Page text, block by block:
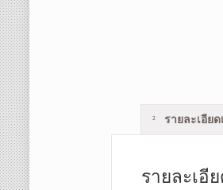
รายละเอีย
รายละเอี